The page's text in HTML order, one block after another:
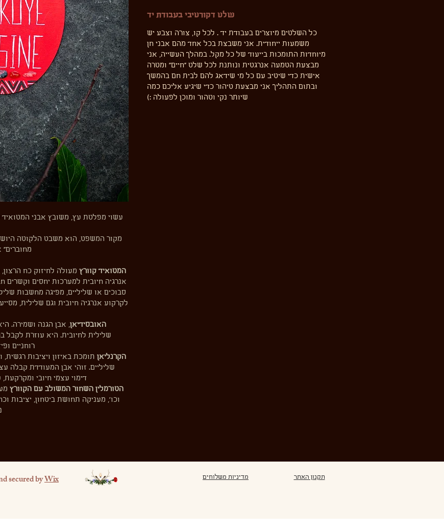
עשוי מפלטת עץ, משובץ אבני המטואיד
מקור המשפט, הוא משבט הלקוטה
המטואיד קוורץ מעולה לחיזוק כח
אנרגיה חיובית למערכות יחסים וקשרים
סבוכים או שליליים, מפיגה מחשבות
לקרקוע אנרגיה חיובית וגם שלילית,
האובסידיאן, אבן הגנה ושמירה.
שלילית לחיובית. היא עוזרת לקבל
רוחניים
הקרנליאן תומכת באיזון ויציבות
שליליים. זוהי אבן המעודדת קבלה
דימוי עצמי חיובי
הטורמלין השחור המשולב עם הקוורץ
וכו׳, מעניקה תחושת ביטחון, יציבות
שלט דקורטיבי בעבודת יד
כל השלטים מיוצרים בעבודת יד . לכל קו, צורה וצבע יש
משמעות ייחודית. אני משבצת בכל אחד מהם אבני חן
מיוחדות התומכות בייעוד של כל מקל. במהלך העשייה, אני
מבצעת הטמעה אנרגטית ונותנת לכל שלט ״חיים״ ומטרה
אישית כדי שיטיב עם כל מי שידאג להם לבית חם בהמשך
ובתום התהליך אני מבצעת טיהור כדי שיגיע אליכם כמה
שיותר נקי וטהור ומוכן לפעולה :)
secured byWix מדיניות משלוחים תקנון האתר